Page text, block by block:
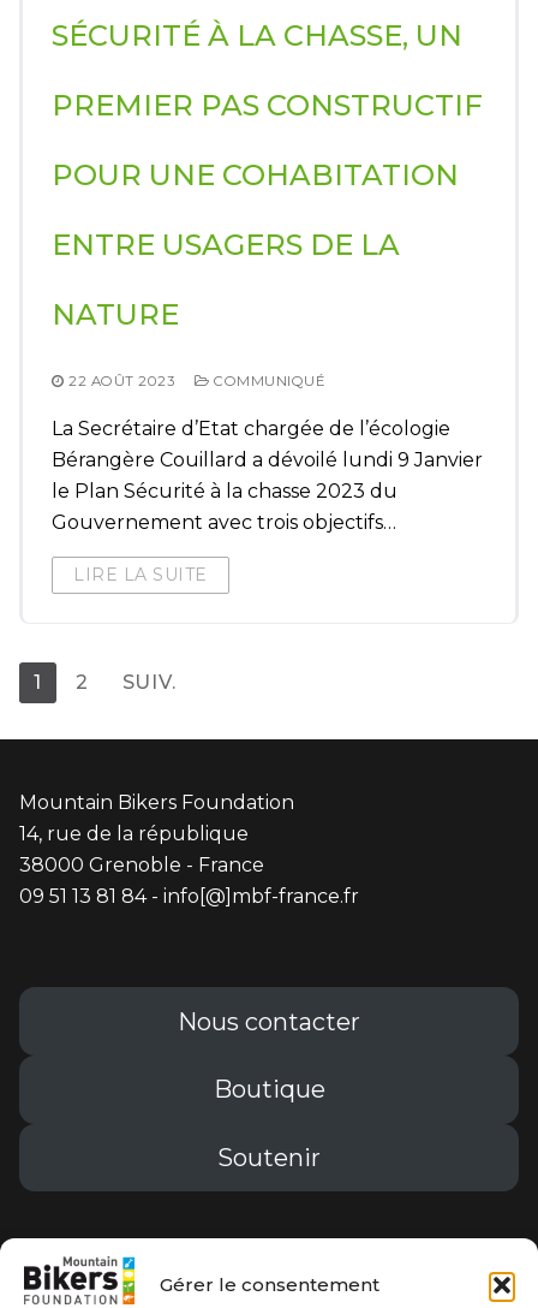
Gérer le consentement
SÉCURITÉ À LA CHASSE, UN
PREMIER PAS CONSTRUCTIF
POUR UNE COHABITATION
ENTRE USAGERS DE LA
NATURE
22 AOÛT 2023 COMMUNIQUÉ
La Secrétaire d’Etat chargée de l’écologie
Bérangère Couillard a dévoilé lundi 9 Janvier
le Plan Sécurité à la chasse 2023 du
Gouvernement avec trois objectifs…
LIRE LA SUITE
Pagination
publications
1 2 SUIV.
Mountain Bikers Foundation
14, rue de la république
38000 Grenoble - France
09 51 13 81 84 - info[@]mbf-france.fr
Nous contacter
Boutique
Soutenir
Conditions générales de vente